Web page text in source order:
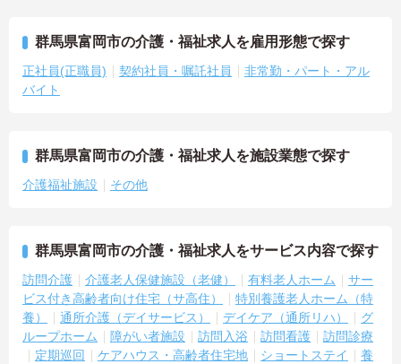
群馬県富岡市の介護・福祉求人を雇用形態で探す
正社員(正職員) 契約社員・嘱託社員
非常勤・パート・アル
バイト
群馬県富岡市の介護・福祉求人を施設業態で探す
介護福祉施設 その他
群馬県富岡市の介護・福祉求人をサービス内容で探す
訪問介護 介護老人保健施設（老健） 有料老人ホーム
サー
ビス付き高齢者向け住宅（サ高住）
特別養護老人ホーム（特
養）
通所介護（デイサービス） デイケア（通所リハ）
グ
ループホーム
障がい者施設 訪問入浴 訪問看護
訪問診療
定期巡回
ケアハウス・高齢者住宅地 ショートステイ
養